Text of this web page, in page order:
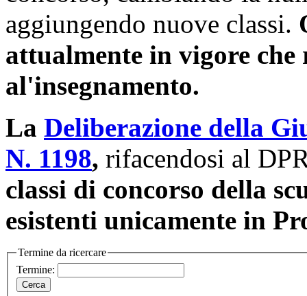
aggiungendo nuove classi.
attualmente in vigore che
al'insegnamento.
La Deliberazione della
N. 1198, rifacendosi al
classi di concorso della
esistenti unicamente in
Termine da ricercare
Termine: